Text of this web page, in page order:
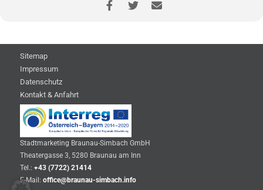
Sitemap
Impressum
Datenschutz
Kontakt & Anfahrt
Stadtmarketing Braunau-Simbach GmbH
Theatergasse 3, 5280 Braunau am Inn
Tel.: +43 (7722) 21414
E-Mail: office@braunau-simbach.info